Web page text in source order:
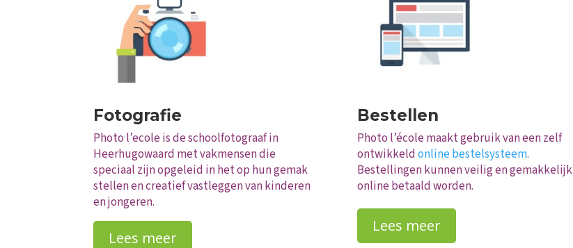
Fotografie
Photo l’ecole is de schoolfotograaf in
Heerhugowaard met vakmensen die
speciaal zijn opgeleid in het op hun gemak
stellen en creatief vastleggen van kinderen
en jongeren.
Lees meer
Bestellen
Photo l’école maakt gebruik van een zelf
ontwikkeldonline bestelsysteem.
Bestellingen kunnen veilig en gemakkelijk
online betaald worden.
Lees meer